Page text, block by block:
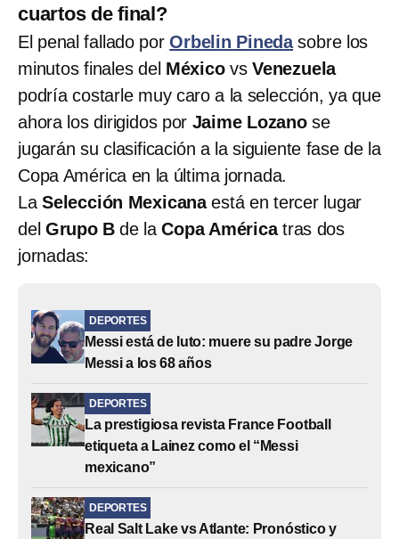
cuartos de final?
El penal fallado porOrbelin Pinedasobre los
minutos finales del MéxicovsVenezuela
podría costarle muy caro a la selección, ya que
ahora los dirigidos por Jaime Lozanose
jugarán su clasificación a la siguiente fase de la
Copa América en la última jornada.
La Selección Mexicanaestá en tercer lugar
del Grupo B de laCopa Américatras dos
jornadas:
DEPORTES
Messi está de luto: muere su padre Jorge
Messi a los 68 años
DEPORTES
La prestigiosa revista France Football
etiqueta a Lainez como el “Messi
mexicano”
DEPORTES
Real Salt Lake vs Atlante: Pronóstico y